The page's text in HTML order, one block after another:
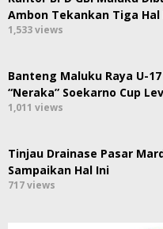
Ambon Tekankan Tiga Hal
1,533 views
Banteng Maluku Raya U-
“Neraka” Soekarno Cup
1,011 views
Tinjau Drainase Pasar
Sampaikan Hal Ini
717 views